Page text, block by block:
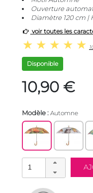
Ouverture
Diamètre 120 cm |
voir toutes les
Disponible
10,90 €
Modèle : Automne